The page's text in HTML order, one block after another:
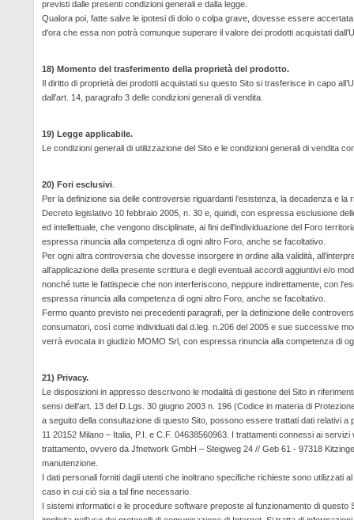
previsti dalle presenti condizioni generali e dalla legge.
Qualora poi, fatte salve le ipotesi di dolo o colpa grave, dovesse essere
d'ora che essa non potrà comunque superare il valore dei prodotti acquistati
18) Momento del trasferimento della proprietà del prodotto.
Il diritto di proprietà dei prodotti acquistati su questo Sito si trasferisce in capo
dall’art. 14, paragrafo 3 delle condizioni generali di vendita.
19) Legge applicabile.
Le condizioni generali di utilizzazione del Sito e le condizioni generali di vendita
20) Fori esclusivi
Per la definizione sia delle controversie riguardanti l’esistenza, la decadenza e
Decreto legislativo 10 febbraio 2005, n. 30 e, quindi, con espressa esclusione
ed intellettuale, che vengono disciplinate, ai fini dell'individuazione del Foro
espressa rinuncia alla competenza di ogni altro Foro, anche se facoltativo.
Per ogni altra controversia che dovesse insorgere in ordine alla validità,
all’applicazione della presente scrittura e degli eventuali accordi aggiuntivi e/o
nonché tutte le fattispecie che non interferiscono, neppure indirettamente, con
espressa rinuncia alla competenza di ogni altro Foro, anche se facoltativo.
Fermo quanto previsto nei precedenti paragrafi, per la definizione delle
consumatori, così come individuati dal d.leg . n.206 del 2005 e sue successive
verrà evocata in giudizio MOMO Srl, con espressa rinuncia alla competenza di
21) Privacy.
Le disposizioni in appresso descrivono le modalità di gestione del Sito in
sensi dell’art. 13 del D.Lgs. 30 giugno 2003 n. 196 (Codice in materia di
a seguito della consultazione di questo Sito, possono essere trattati dati relativi
11 20152 Milano – Italia, P.I. e C.F. 04638560963. I trattamenti connessi ai
trattamento, ovvero da Jfnetwork GmbH – Steigweg 24 // Geb 61 - 97318
manutenzione.
I dati personali forniti dagli utenti che inoltrano specifiche richieste sono
caso in cui ciò sia a tal fine necessario.
I sistemi informatici e le procedure software preposte al funzionamento di